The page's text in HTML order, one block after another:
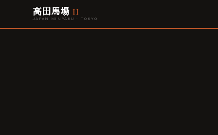
高田馬場 II
JAPAN MINPAKU · TOKYO